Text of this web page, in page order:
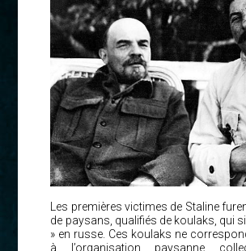
Les premières victimes de Staline
de paysans, qualifiés de koulaks, qui
» en russe. Ces koulaks ne
à l’organisation paysanne